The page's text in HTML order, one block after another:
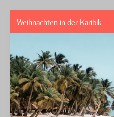
Weihnachten in der Karibik